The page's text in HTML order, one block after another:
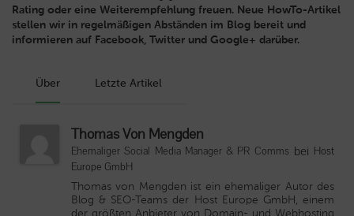
Rating oder eine Weiterempfehlung freuen. Neue HowTo-Artikel
stellen wir in regelmäßigen Abständen im Blog bereit und
informieren auf Facebook, Twitter und Google+ darüber.
Über Letzte Artikel
Thomas Von Mengden
Ehemaliger Social Media Manager & PR Comms bei Host
Europe GmbH
Thomas von Mengden ist ein ehemaliger Autor des
Blog & SEO-Teams der Host Europe GmbH, einem
der größten Anbieter von Domain- und Webhosting